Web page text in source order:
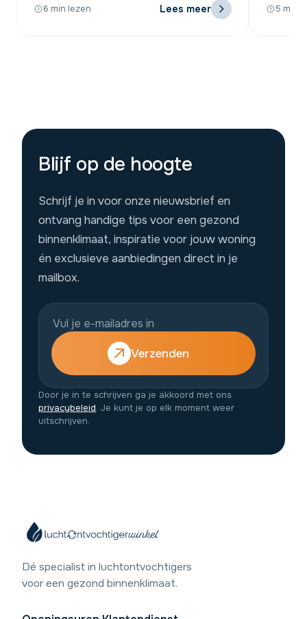
6 min lezen Lees meer 5 min
Blijf op de hoogte
Schrijf je in voor onze nieuwsbrief en
ontvang handige tips voor een gezond
binnenklimaat, inspiratie voor jouw woning
én exclusieve aanbiedingen direct in je
mailbox.
Verzenden
Door je in te schrijven ga je akkoord met ons
privacybeleid. Je kunt je op elk moment weer
uitschrijven.
Dé specialist in luchtontvochtigers
voor een gezond binnenklimaat.
9,4